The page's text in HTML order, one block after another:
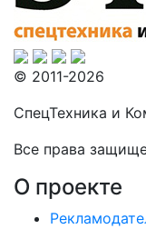
© 2011-2026
СпецТехника и
Все права
О проекте